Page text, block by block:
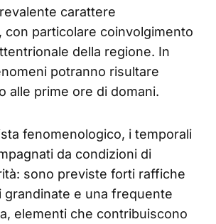
carattere
con particolare coinvolgimento
della regione. In
potranno risultare
alle prime ore di domani.
fenomenologico, i temporali
da condizioni di
sono previste forti raffiche
grandinate e una frequente
elementi che contribuiscono